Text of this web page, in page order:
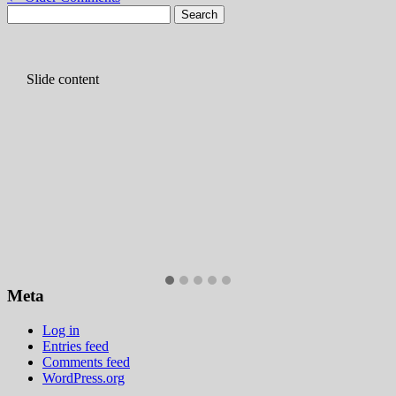
for:
Slide content
Meta
Log in
Entries feed
Comments feed
WordPress.org